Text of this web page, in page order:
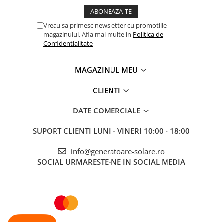
Vreau sa primesc newsletter cu promotiile
magazinului. Afla mai multe in Politica de
Confidentialitate
MAGAZINUL MEU
CLIENTI
DATE COMERCIALE
SUPORT CLIENTI LUNI - VINERI 10:00 - 18:00
info@generatoare-solare.ro
SOCIAL URMARESTE-NE IN SOCIAL MEDIA